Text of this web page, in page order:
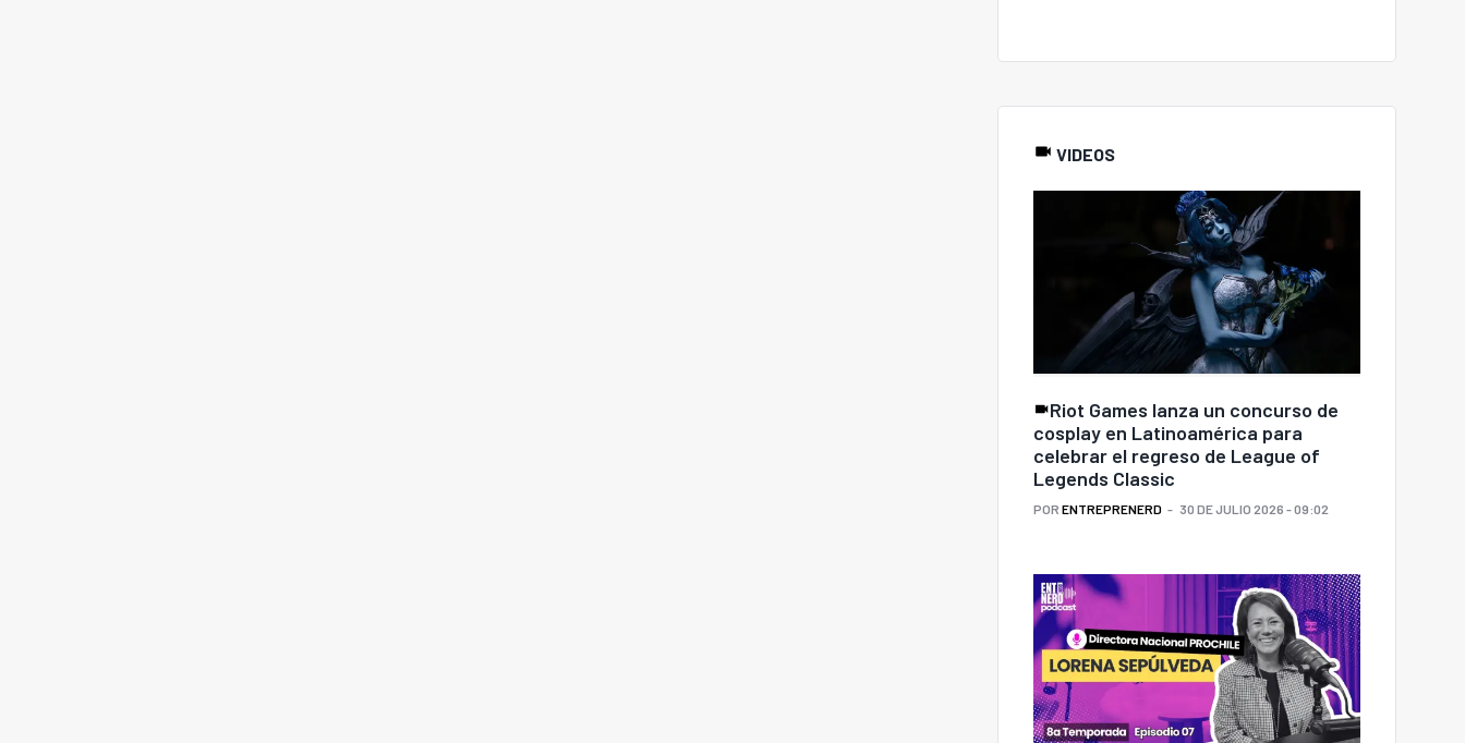
VIDEOS
Riot Games lanza un concurso de
cosplay en Latinoamérica para
celebrar el regreso de League of
Legends Classic
POR ENTREPRENERD 30 DE JULIO 2026 - 09:02